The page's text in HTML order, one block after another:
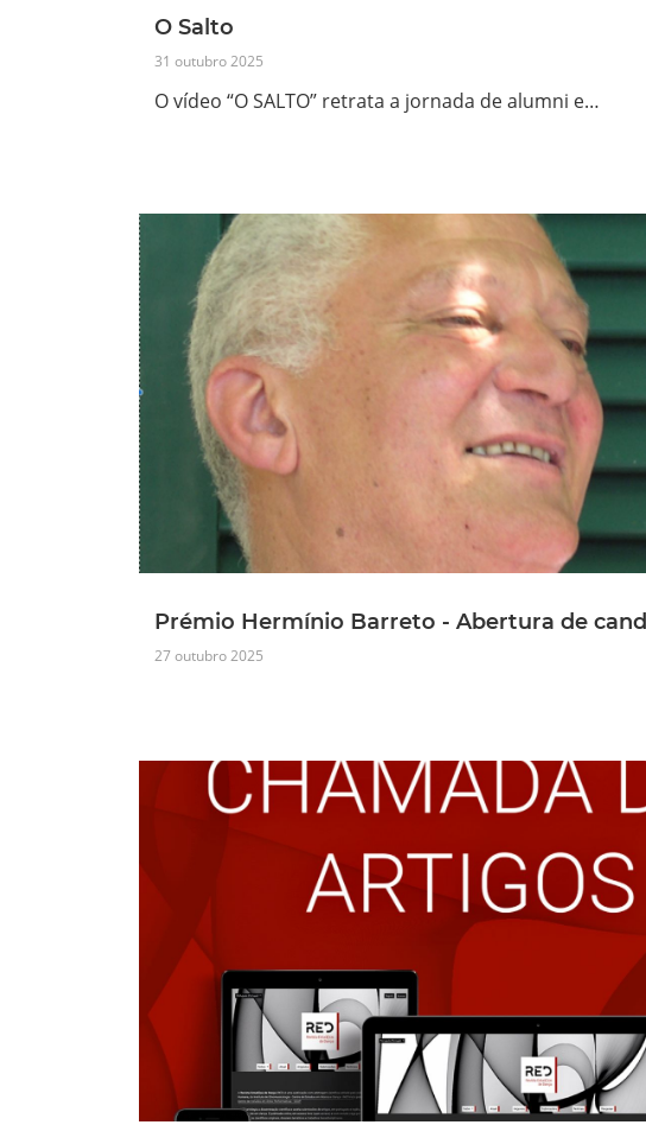
O Salto
31 outubro 2025
O vídeo “O SALTO” retrata a jornada de alumni e…
Prémio Hermínio Barreto - Abertura de
27 outubro 2025